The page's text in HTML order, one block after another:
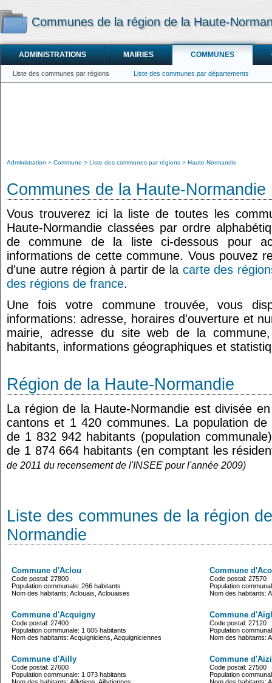
Communes de la région de la Haute-
ADMINISTRATIONS MAIRIES COMMUNES
Liste des communes par régions Liste des communes par départements
Administration Commune Liste des communes par régions Haute-Normandie
Communes de la Haute-Normandie
Vous trouverez ici la liste de toutes les
Haute-Normandie classées par ordre
de commune de la liste ci-dessous pour
informations de cette commune. Vous pouvez
d'une autre région à partir de la carte des
des régions de france.
Une fois votre commune trouvée, vous
informations: adresse, horaires d'ouverture et
mairie, adresse du site web de la
habitants, informations géographiques et
Région de la Haute-Normandie
La région de la Haute-Normandie est divisée
cantons et 1 420 communes. La population de
de 1 832 942 habitants (population
de 1 874 664 habitants (en comptant les
de 2011 du recensement de l'INSEE pour l'année 2009)
Liste des communes de la région
Normandie
Commune d'Aclou
Code postal: 27800
Population communale: 266 habitants
Nom des habitants: Aclouais, Aclouaises
Commune
Code postal: 27570
Population
Nom des habitants:
Commune d'Acquigny
Code postal: 27400
Population communale: 1 605 habitants
Nom des habitants: Acquigniciens, Acquigniciennes
Commune
Code postal: 27120
Population
Nom des habitants:
Commune d'Ailly
Code postal: 27600
Population communale: 1 073 habitants
Commune
Code postal: 27500
Population